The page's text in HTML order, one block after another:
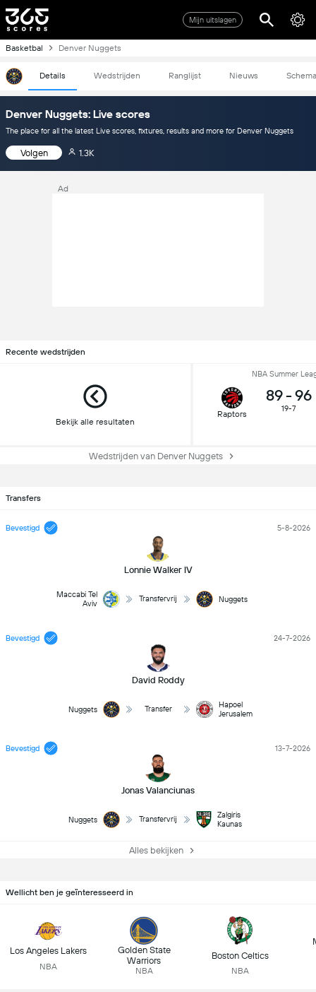
Mijn uitslagen
Basketbal Denver Nuggets
Details Wedstrijden Ranglijst Nieuws Schema
Denver Nuggets: Live scores
The place for all the latest Live scores, fixtures, results and more for Denver Nuggets
Volgen 1.3K
Ad
Recente wedstrijden
Bekijk alle resultaten
NBA Summer
Raptors
89- 96
19-7
Wedstrijden van Denver Nuggets
Transfers
Bevestigd
Lonnie Walker IV
5-8-2026
Maccabi Tel
Aviv
Transfervrij Nuggets
Bevestigd
David Roddy
24-7-2026
Nuggets Transfer
Hapoel
Jerusalem
Bevestigd
Jonas Valanciunas
13-7-2026
Nuggets Transfervrij
Zalgiris
Kaunas
Alles bekijken
Wellicht ben je geïnteresseerd in
Los Angeles Lakers
NBA
Golden State
Warriors
NBA
Boston Celtics
NBA